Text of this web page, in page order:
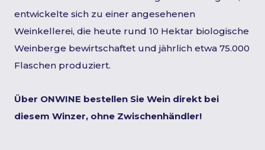
entwickelte sich zu einer angesehenen
Weinkellerei, die heute rund 10 Hektar biologische
Weinberge bewirtschaftet und jährlich etwa 75.000
Flaschen produziert.
Über ONWINE bestellen Sie Wein direkt bei
diesem Winzer, ohne Zwischenhändler!